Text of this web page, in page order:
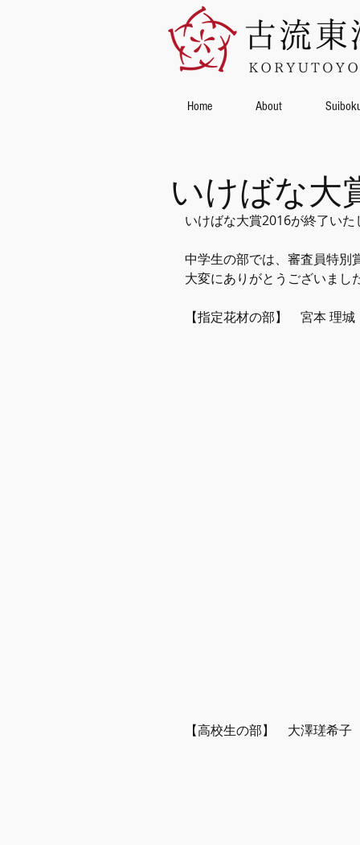
Home About
いけばな大
いけばな大賞2016が終了いた
中学生の部では、審査員特別
大変にありがとうございまし
【指定花材の部】　宮本 理
【高校生の部】　大澤瑳希子